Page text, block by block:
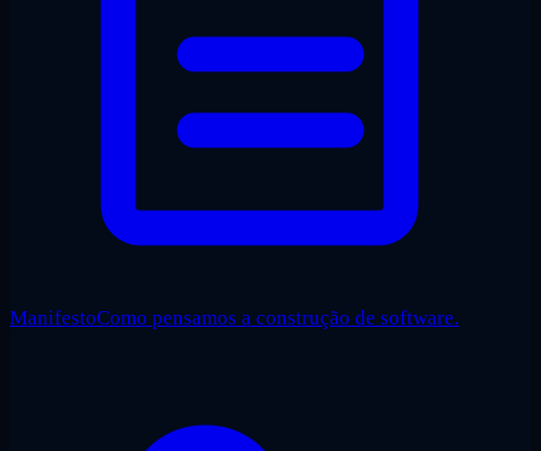
ManifestoComo pensamos a construção de software.